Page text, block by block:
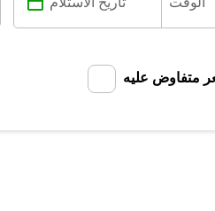
متفاوض عليه